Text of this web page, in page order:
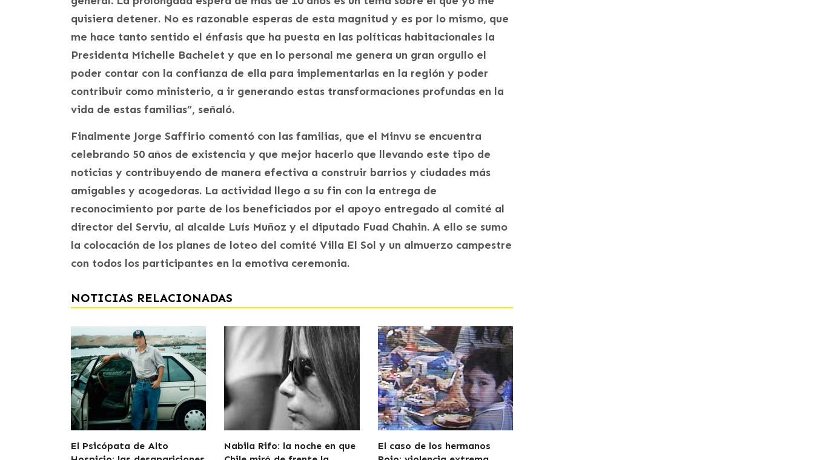
quisiera detener. No es razonable esperas de esta magnitud y es por lo mismo, que
me hace tanto sentido el énfasis que ha puesta en las políticas habitacionales la
Presidenta Michelle Bachelet y que en lo personal me genera un gran orgullo el
poder contar con la confianza de ella para implementarlas en la región y poder
contribuir como ministerio, a ir generando estas transformaciones profundas en la
vida de estas familias”, señaló.
Finalmente Jorge Saffirio comentó con las familias, que el Minvu se encuentra
celebrando 50 años de existencia y que mejor hacerlo que llevando este tipo de
noticias y contribuyendo de manera efectiva a construir barrios y ciudades más
amigables y acogedoras. La actividad llego a su fin con la entrega de
reconocimiento por parte de los beneficiados por el apoyo entregado al comité al
director del Serviu, al alcalde Luís Muñoz y el diputado Fuad Chahin. A ello se sumo
la colocación de los planes de loteo del comité Villa El Sol y un almuerzo campestre
con todos los participantes en la emotiva ceremonia.
NOTICIAS RELACIONADAS
El Psicópata de Alto
Nabila Rifo: la noche en que
El caso de los hermanos